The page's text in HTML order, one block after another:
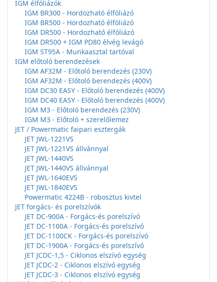
IGM élfóliázók
IGM BR300 - Hordozható élfóliázó
IGM BR500 - Hordozható élfóliázó
IGM DR500 - Hordozható élfóliázó
IGM DR500 + IGM PD80 élvég levágó
IGM ST95A - Munkaasztal tartóval
IGM előtoló berendezések
IGM AF32M - Előtoló berendezés (230V)
IGM AF32M - Előtoló berendezés (400V)
IGM DC30 EASY - Előtoló berendezés (400V)
IGM DC40 EASY - Előtoló berendezés (400V)
IGM M3 - Előtoló berendezés (230V)
IGM M3 - Előtoló + szerelőlemez
JET / Powermatic faipari esztergák
JET JWL-1221VS
JET JWL-1221VS állvánnyal
JET JWL-1440VS
JET JWL-1440VS állvánnyal
JET JWL-1640EVS
JET JWL-1840EVS
Powermatic 4224B - robosztus kivtel
JET forgács- és porelszívók
JET DC-900A - Forgács-és porelszívó
JET DC-1100A - Forgács-és porelszívó
JET DC-1100CK - Forgács-és porelszívó
JET DC-1900A - Forgács-és porelszívó
JET JCDC-1,5 - Ciklonos elszívó egység
JET JCDC-2 - Ciklonos elszívó egység
JET JCDC-3 - Ciklonos elszívó egység